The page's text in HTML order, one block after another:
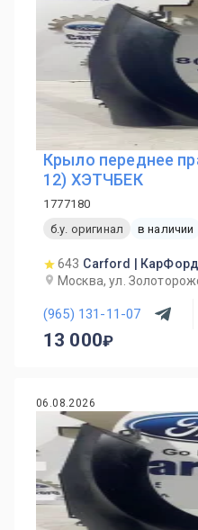
Крыло переднее
12) ХЭТЧБЕК
1777180
б.у. оригинал
в наличии
643 Carford | КарФорд
Москва, ул.
(965) 131-11-07
13 000
06.08.2026